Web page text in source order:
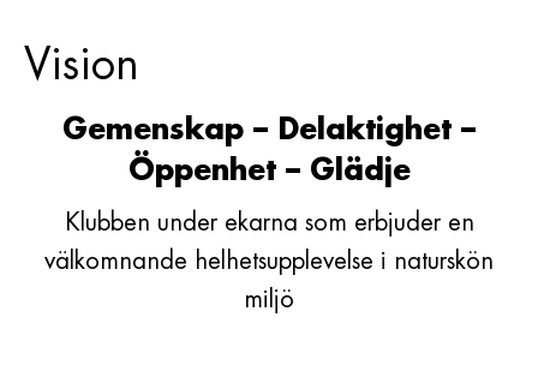
Vision
Gemenskap – Delaktighet –
Öppenhet – Glädje
Klubben under ekarna som erbjuder en
välkomnande helhetsupplevelse i naturskön
miljö